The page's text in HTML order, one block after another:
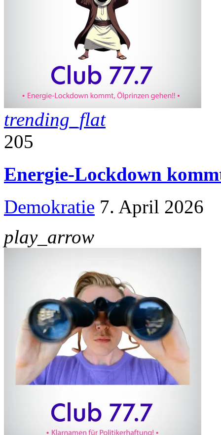
trending_flat
205
Energie-Lockdown
Demokratie 7. April 2026
play_arrow